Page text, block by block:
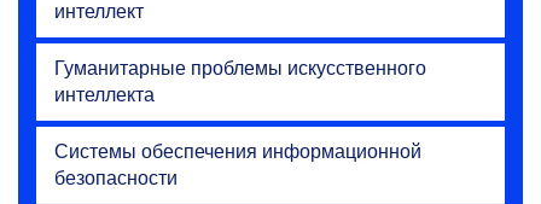
интеллект
Гуманитарные проблемы искусственного
интеллекта
Системы обеспечения информационной
безопасности